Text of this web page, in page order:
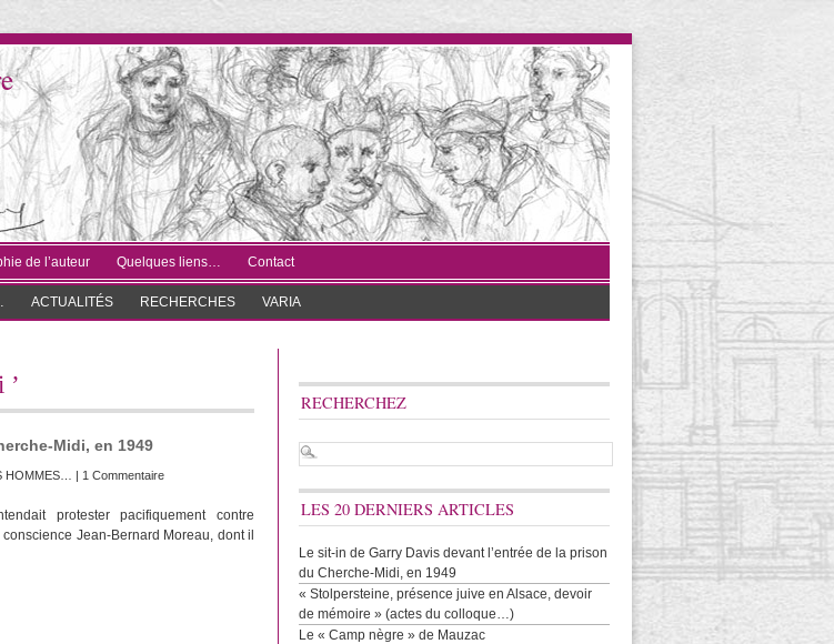
de l’auteur Quelques liens… Contact
ACTUALITÉS RECHERCHES VARIA
’
Midi, en 1949
HOMMES… | 1 Commentaire
protester pacifiquement contre
Jean-Bernard Moreau, dont il
RECHERCHEZ
LES 20 DERNIERS ARTICLES
Le sit-in de Garry Davis devant l’entrée de la prison
du Cherche-Midi, en 1949
« Stolpersteine, présence juive en Alsace, devoir
de mémoire » (actes du colloque…)
Le « Camp nègre » de Mauzac